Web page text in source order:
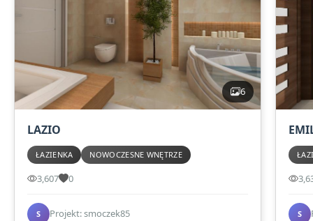
6
LAZIO
ŁAZIENKA NOWOCZESNE WNĘTRZE
3,607 0
S Projekt: smoczek85 S